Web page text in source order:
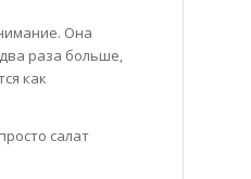
Она
раза больше,
как
салат